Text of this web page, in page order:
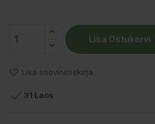
Lisa Ostukorvi
Lisa soovinimekirja
 31 Laos